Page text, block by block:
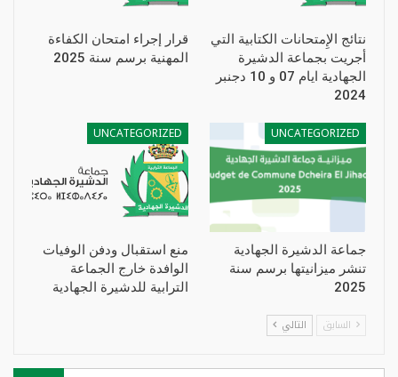
نتائج الإِمتحانات الكتابية التي
أجريت بجماعة الدشيرة
الجهادية ايام 07 و 10 دجنبر
2024
قرار إجراء امتحان الكفاءة
المهنية برسم سنة 2025
UNCATEGORIZED
جماعة الدشيرة الجهادية
تنشر ميزانيتها برسم سنة
2025
UNCATEGORIZED
منع استقبال ودفن الوفيات
الوافدة خارج الجماعة
الترابية للدشيرة الجهادية
السابق التالي